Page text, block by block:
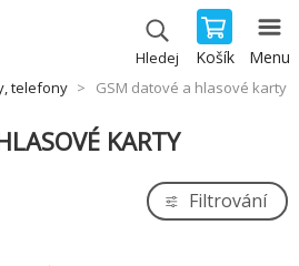
Hledej Košík Menu
telefony GSM datové a hlasové karty
KARTY
Filtrování